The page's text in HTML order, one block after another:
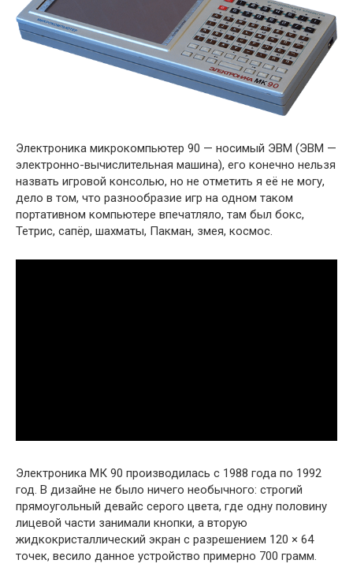
Электроника микрокомпьютер 90 — носимый ЭВМ (ЭВМ —
электронно-вычислительная машина), его конечно нельзя
назвать игровой консолью, но не отметить я её не могу,
дело в том, что разнообразие игр на одном таком
портативном компьютере впечатляло, там был бокс,
Тетрис, сапёр, шахматы, Пакман, змея, космос.
Электроника МК 90 производилась с 1988 года по 1992
год. В дизайне не было ничего необычного: строгий
прямоугольный девайс серого цвета, где одну половину
лицевой части занимали кнопки, а вторую
жидкокристаллический экран с разрешением 120 × 64
точек, весило данное устройство примерно 700 грамм.